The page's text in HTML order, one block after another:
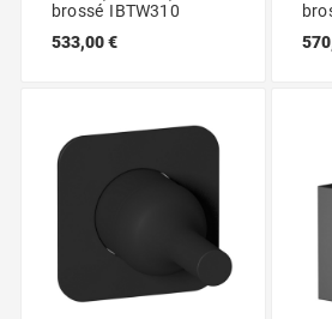
brossé IBTW310
533,00 €